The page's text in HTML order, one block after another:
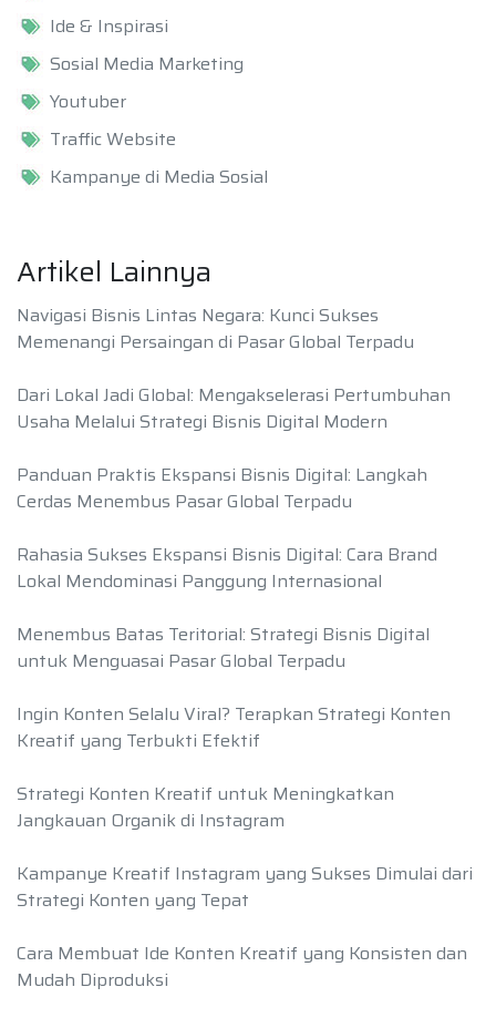
Ide & Inspirasi
Sosial Media Marketing
Youtuber
Traffic Website
Kampanye di Media Sosial
Artikel Lainnya
Navigasi Bisnis Lintas Negara: Kunci Sukses
Memenangi Persaingan di Pasar Global Terpadu
Dari Lokal Jadi Global: Mengakselerasi Pertumbuhan
Usaha Melalui Strategi Bisnis Digital Modern
Panduan Praktis Ekspansi Bisnis Digital: Langkah
Cerdas Menembus Pasar Global Terpadu
Rahasia Sukses Ekspansi Bisnis Digital: Cara Brand
Lokal Mendominasi Panggung Internasional
Menembus Batas Teritorial: Strategi Bisnis Digital
untuk Menguasai Pasar Global Terpadu
Ingin Konten Selalu Viral? Terapkan Strategi Konten
Kreatif yang Terbukti Efektif
Strategi Konten Kreatif untuk Meningkatkan
Jangkauan Organik di Instagram
Kampanye Kreatif Instagram yang Sukses Dimulai dari
Strategi Konten yang Tepat
Cara Membuat Ide Konten Kreatif yang Konsisten dan
Mudah Diproduksi